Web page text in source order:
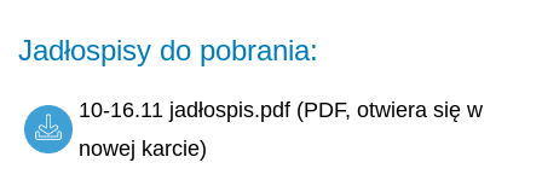
Jadłospisy do pobrania:
10-16.11 jadłospis.pdf (PDF, otwiera się w
nowej karcie)